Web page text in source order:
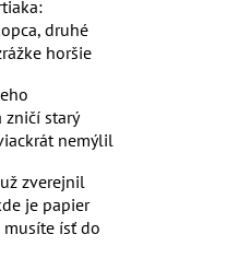
druhé
horšie
zničí starý
nemýlil
zverejnil
je papier
musíte ísť do